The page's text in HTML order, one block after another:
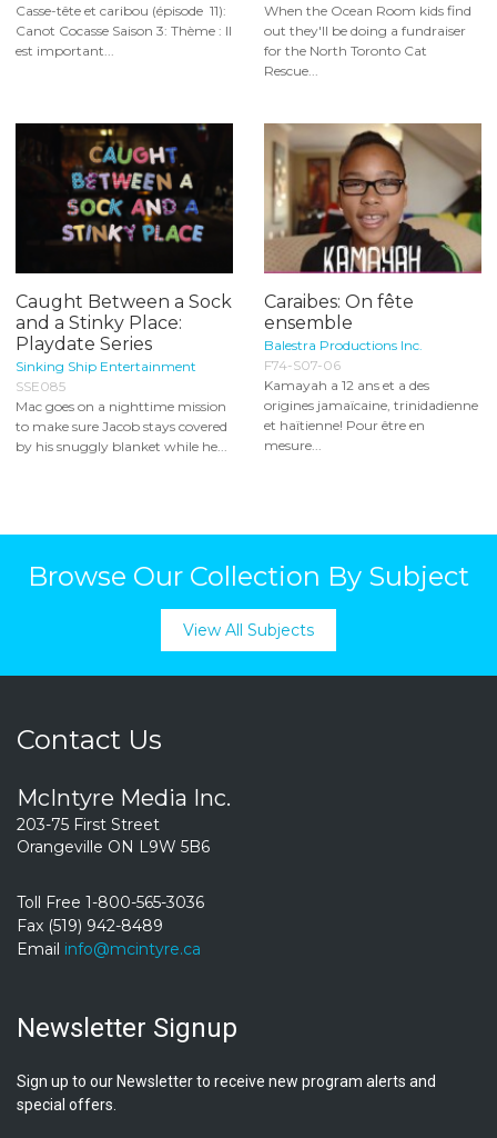
Casse-tête et caribou (épisode 11):
Canot Cocasse Saison 3: Thème : Il
est important...
When the Ocean Room kids find
out they'll be doing a fundraiser
for the North Toronto Cat
Rescue...
Caught Between a Sock
and a Stinky Place:
Playdate Series
Sinking Ship Entertainment
SSE085
Mac goes on a nighttime mission
to make sure Jacob stays covered
by his snuggly blanket while he...
Caraibes: On fête
ensemble
Balestra Productions Inc.
F74-S07-06
Kamayah a 12 ans et a des
origines jamaïcaine, trinidadienne
et haïtienne! Pour être en
mesure...
Browse Our Collection By Subject
View All Subjects
Contact Us
McIntyre Media Inc.
203-75 First Street
Orangeville ON L9W 5B6
Toll Free 1-800-565-3036
Fax (519) 942-8489
Email info@mcintyre.ca
Newsletter Signup
Sign up to our Newsletter to receive new program alerts and
special offers.